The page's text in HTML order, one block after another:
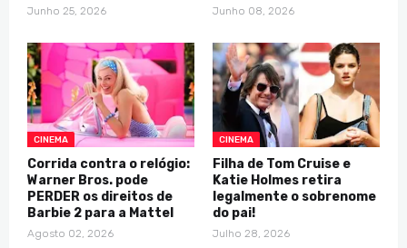
Junho 25, 2026 Junho 08, 2026
CINEMA
Corrida contra o relógio:
Warner Bros. pode
PERDER os direitos de
Barbie 2 para a Mattel
Agosto 02, 2026
CINEMA
Filha de Tom Cruise e
Katie Holmes retira
legalmente o sobrenome
do pai!
Julho 28, 2026